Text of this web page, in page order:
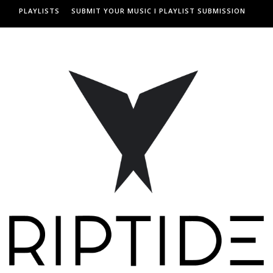
PLAYLISTS SUBMIT YOUR MUSIC I PLAYLIST SUBMISSION